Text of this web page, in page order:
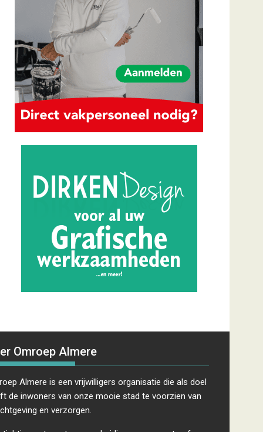
Omroep Almere
Almere is een vrijwilligers organisatie die als doel
de inwoners van onze mooie stad te voorzien van
en verzorgen.